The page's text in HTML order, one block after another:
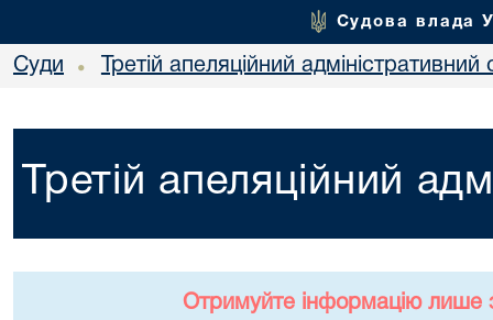
Судова влада
Суди • Третій апеляційний адміністративний
Третій апеляційний
Отримуйте інформацію лише